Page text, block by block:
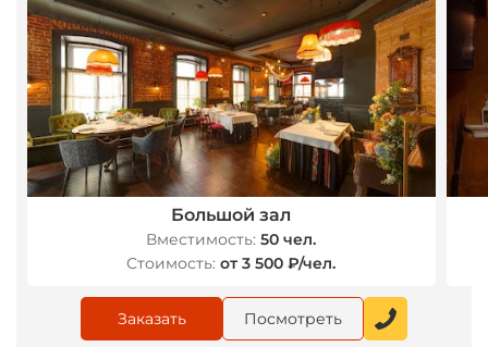
Большой зал
Вместимость: 50 чел.
Стоимость: от 3 500 ₽/чел.
Заказать Посмотреть